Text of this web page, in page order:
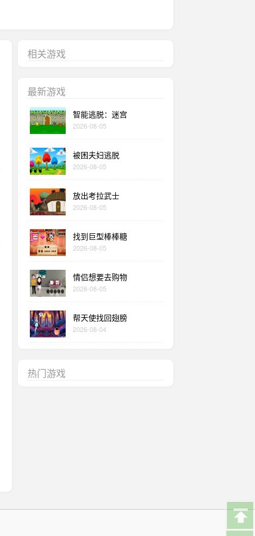
相关游戏
最新游戏
智能逃脱：迷宫
2026-08-05
被困夫妇逃脱
2026-08-05
放出考拉武士
2026-08-05
找到巨型棒棒糖
2026-08-05
情侣想要去购物
2026-08-05
帮天使找回翅膀
2026-08-04
热门游戏